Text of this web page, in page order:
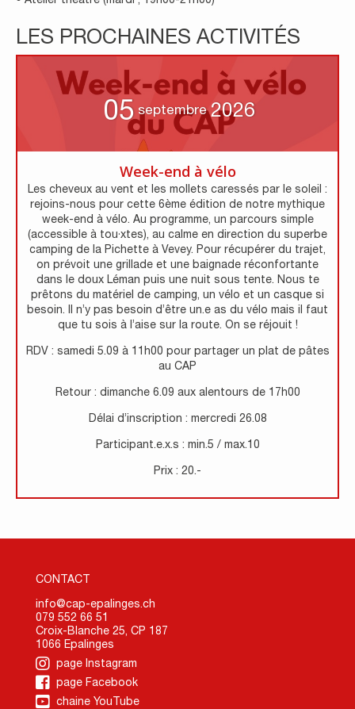
LES PROCHAINES ACTIVITÉS
05 septembre 2026
Week-end à vélo
Les cheveux au vent et les mollets caressés par le soleil :
rejoins-nous pour cette 6ème édition de notre mythique
week-end à vélo. Au programme, un parcours simple
(accessible à tou·xtes), au calme en direction du superbe
camping de la Pichette à Vevey. Pour récupérer du trajet,
on prévoit une grillade et une baignade réconfortante
dans le doux Léman puis une nuit sous tente. Nous te
prêtons du matériel de camping, un vélo et un casque si
besoin. Il n’y pas besoin d’être un.e as du vélo mais il faut
que tu sois à l’aise sur la route. On se réjouit !
RDV : samedi 5.09 à 11h00 pour partager un plat de pâtes
au CAP
Retour : dimanche 6.09 aux alentours de 17h00
Délai d’inscription : mercredi 26.08
Participant.e.x.s : min.5 / max.10
Prix : 20.-
CONTACT
info@cap-epalinges.ch
079 552 66 51
Croix-Blanche 25, CP 187
1066 Epalinges
page Instagram
page Facebook
chaine YouTube